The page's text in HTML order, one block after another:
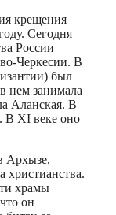
крещения
Сегодня
России
Черкесии. В
был
нем занимала
Аланская. В
В XI веке оно
Архызе,
христианства.
храмы
он